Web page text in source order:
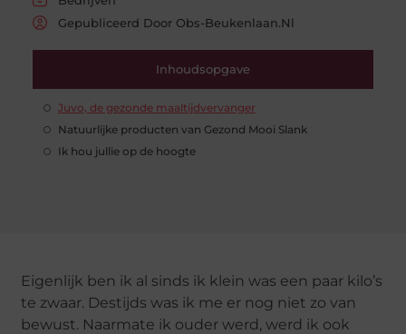
Gepubliceerd Door Obs-Beukenlaan.nl
Inhoudsopgave
Juvo, de gezonde maaltijdvervanger
Natuurlijke producten van Gezond Mooi Slank
Ik hou jullie op de hoogte
Eigenlijk ben ik al sinds ik klein was een paar kilo’s
te zwaar. Destijds was ik me er nog niet zo van
bewust. Naarmate ik ouder werd, werd ik ook